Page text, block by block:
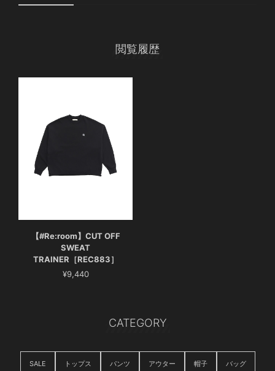
閲覧履歴
【#Re:room】CUT OFF
SWEAT
TRAINER［REC883］
¥9,440
CATEGORY
SALE トップス パンツ アウター 帽子 バッグ